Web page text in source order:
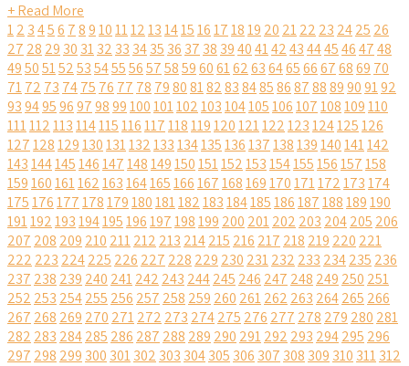
+ Read More
12 3456 78910111213141516171819 20 2122 23 2425 26
27 28 29 30 3132 33 3435 36 37 38 39404142434445464748
495051525354555657585960616263646566676869 70
7172 73 7475 76 77 78 7980818283848586878889909192
93949596979899100101102103104105106107108109110
111112113114115116117118119120121122123124125126
127128129130131132133134135136137138139140141142
143144145146147148149150151152153154155156157158
159160161162163164165166167168169170171172173174
175176177178179180181182183184185186187188189190
191192193194195196197198199 200 201202 203 204205 206
207 208 209 210 211212 213 214215 216 217 218 219 220 221
222 223 224225 226 227 228 229 230 231232 233 234235 236
237 238 239 240 241242 243 244245 246 247 248 249 250 251
252 253 254255 256 257 258 259 260 261262 263 264265 266
267 268 269 270 271272 273 274275 276 277 278 279 280 281
282 283 284285 286 287 288 289 290 291292 293 294295 296
297 298 299 300 301302 303 304305 306 307 308 309 310 311312